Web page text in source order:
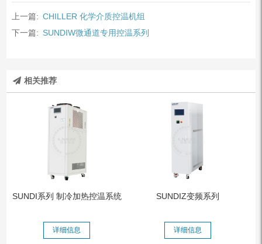
上一篇: CHILLER 化学介质控温机组
下一篇: SUNDIW微通道专用控温系列
相关推荐
SUNDI系列 制冷加热控温系统
详细信息
SUNDIZ变频系列
详细信息